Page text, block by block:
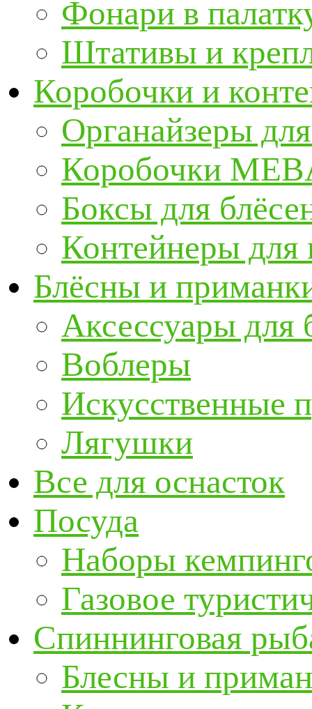
Фонари в
Штативы и
Коробочки и
Органайзеры
Коробочки
Боксы для
Контейнеры для
Блёсны и
Аксессуары для
Воблеры
Искусственные
Лягушки
Все для оснасток
Посуда
Наборы
Газовое
Спиннинговая
Блесны и